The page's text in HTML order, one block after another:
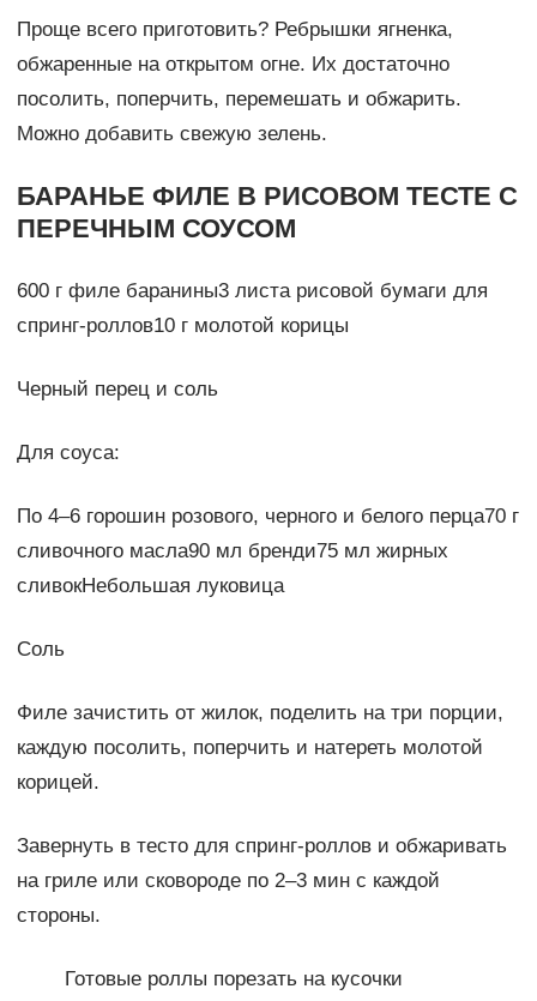
Проще всего приготовить? Ребрышки ягненка,
обжаренные на открытом огне. Их достаточно
посолить, поперчить, перемешать и обжарить.
Можно добавить свежую зелень.
БАРАНЬЕ ФИЛЕ В РИСОВОМ ТЕСТЕ С
ПЕРЕЧНЫМ СОУСОМ
600 г филе баранины3 листа рисовой бумаги для
спринг-роллов10 г молотой корицы
Черный перец и соль
Для соуса:
По 4–6 горошин розового, черного и белого перца70 г
сливочного масла90 мл бренди75 мл жирных
сливокНебольшая луковица
Соль
Филе зачистить от жилок, поделить на три порции,
каждую посолить, поперчить и натереть молотой
корицей.
Завернуть в тесто для спринг-роллов и обжаривать
на гриле или сковороде по 2–3 мин с каждой
стороны.
Готовые роллы порезать на кусочки